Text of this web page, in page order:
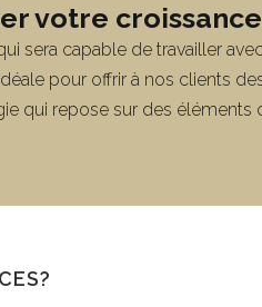
votre croissance
sera capable de travailler
pour offrir à nos clients
qui repose sur des